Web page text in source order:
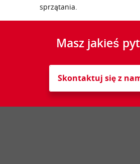
sprzątania.
Masz jakieś
Skontaktuj się z